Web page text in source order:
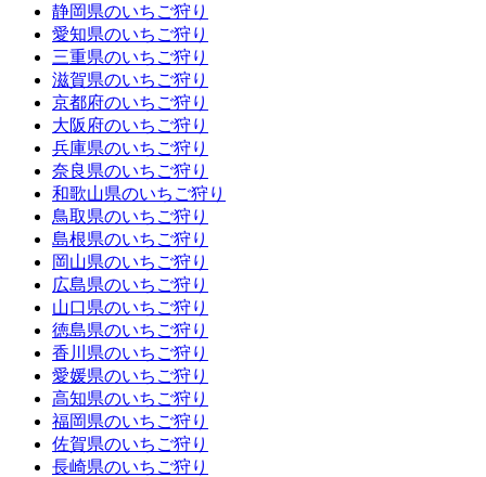
静岡県のいちご狩り
愛知県のいちご狩り
三重県のいちご狩り
滋賀県のいちご狩り
京都府のいちご狩り
大阪府のいちご狩り
兵庫県のいちご狩り
奈良県のいちご狩り
和歌山県のいちご狩り
鳥取県のいちご狩り
島根県のいちご狩り
岡山県のいちご狩り
広島県のいちご狩り
山口県のいちご狩り
徳島県のいちご狩り
香川県のいちご狩り
愛媛県のいちご狩り
高知県のいちご狩り
福岡県のいちご狩り
佐賀県のいちご狩り
長崎県のいちご狩り